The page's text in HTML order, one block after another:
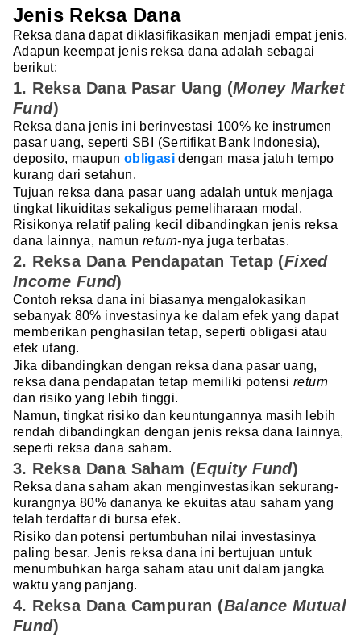
Jenis Reksa Dana
Reksa dana dapat diklasifikasikan menjadi empat jenis.
Adapun keempat jenis reksa dana adalah sebagai
berikut:
1. Reksa Dana Pasar Uang (Money Market
Fund)
Reksa dana jenis ini berinvestasi 100% ke instrumen
pasar uang, seperti SBI (Sertifikat Bank Indonesia),
deposito, maupun obligasi dengan masa jatuh tempo
kurang dari setahun.
Tujuan reksa dana pasar uang adalah untuk menjaga
tingkat likuiditas sekaligus pemeliharaan modal.
Risikonya relatif paling kecil dibandingkan jenis reksa
dana lainnya, namun return-nya juga terbatas.
2. Reksa Dana Pendapatan Tetap (Fixed
Income Fund)
Contoh reksa dana ini biasanya mengalokasikan
sebanyak 80% investasinya ke dalam efek yang dapat
memberikan penghasilan tetap, seperti obligasi atau
efek utang.
Jika dibandingkan dengan reksa dana pasar uang,
reksa dana pendapatan tetap memiliki potensi return
dan risiko yang lebih tinggi.
Namun, tingkat risiko dan keuntungannya masih lebih
rendah dibandingkan dengan jenis reksa dana lainnya,
seperti reksa dana saham.
3. Reksa Dana Saham (Equity Fund)
Reksa dana saham akan menginvestasikan sekurang-
kurangnya 80% dananya ke ekuitas atau saham yang
telah terdaftar di bursa efek.
Risiko dan potensi pertumbuhan nilai investasinya
paling besar. Jenis reksa dana ini bertujuan untuk
menumbuhkan harga saham atau unit dalam jangka
waktu yang panjang.
4. Reksa Dana Campuran (Balance Mutual
Fund)